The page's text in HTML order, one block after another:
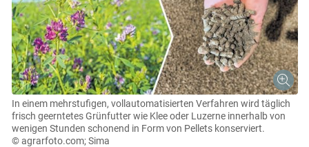
In einem mehrstufigen, vollautomatisierten Verfahren wird täglich
frisch geerntetes Grünfutter wie Klee oder Luzerne innerhalb von
wenigen Stunden schonend in Form von Pellets konserviert.
© agrarfoto.com; Sima